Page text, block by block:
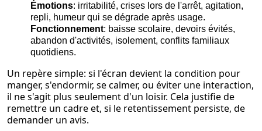
Émotions: irritabilité, crises lors de l'arrêt, agitation,
repli, humeur qui se dégrade après usage.
Fonctionnement: baisse scolaire, devoirs évités,
abandon d'activités, isolement, conflits familiaux
quotidiens.
Un repère simple: si l'écran devient la condition pour
manger, s'endormir, se calmer, ou éviter une interaction,
il ne s'agit plus seulement d'un loisir. Cela justifie de
remettre un cadre et, si le retentissement persiste, de
demander un avis.